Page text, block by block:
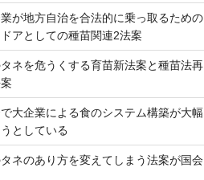
が地方自治を合法的に乗っ取るための
アとしての種苗関連2法案
ネを危うくする育苗新法案と種苗法再
大企業による食のシステム構築が大幅
としている
ネのあり方を変えてしまう法案が国会